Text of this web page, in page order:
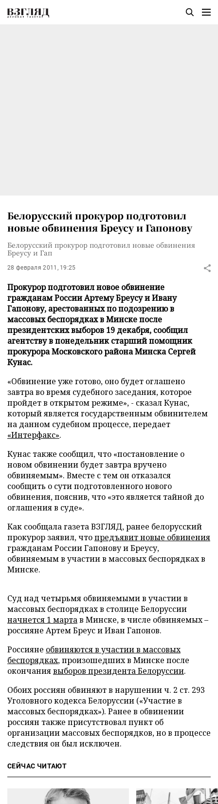
Белорусский прокурор подготовил
новые обвинения Бреусу и Гапонову
Белорусский прокурор подготовил новые обвинения
Бреусу и Гап
28 февраля 2011, 19:25
Прокурор подготовил новое обвинение
гражданам России Артему Бреусу и Ивану
Гапонову, арестованных по подозрению в
массовых беспорядках в Минске после
президентских выборов 19 декабря, сообщил
агентству в понедельник старший помощник
прокурора Московского района Минска Сергей
Кунас.
«Обвинение уже готово, оно будет оглашено
завтра во время судебного заседания, которое
пройдет в открытом режиме», - сказал Кунас,
который является государственным обвинителем
на данном судебном процессе, передает
«Интерфакс».
Кунас также сообщил, что «постановление о
новом обвинении будет завтра вручено
обвиняемым». Вместе с тем он отказался
сообщить о сути подготовленного нового
обвинения, пояснив, что «это является тайной до
оглашения в суде».
Как сообщала газета ВЗГЛЯД, ранее белорусский
прокурор заявил, чтопредъявит новые обвинения
гражданам России Гапонову и Бреусу,
обвиняемым в участии в массовых беспорядках в
Минске.
Суд над четырьмя обвиняемыми в участии в
массовых беспорядках в столице Белоруссии
начнется 1 мартав Минске, в числе обвиняемых –
россияне Артем Бреус и Иван Гапонов.
Россияне обвиняются в участии в массовых
беспорядках, произошедших в Минске после
окончаниявыборов президента Белоруссии.
Обоих россиян обвиняют в нарушении ч. 2 ст. 293
Уголовного кодекса Белоруссии («Участие в
массовых беспорядках»). Ранее в обвинении
россиян также присутствовал пункт об
организации массовых беспорядков, но в процессе
следствия он был исключен.
СЕЙЧАС ЧИТАЮТ